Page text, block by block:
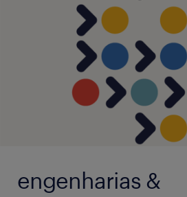
engenharias &